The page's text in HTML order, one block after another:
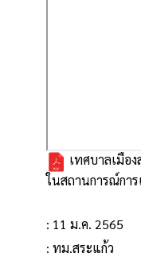
เทศบาลเมือ
ในสถานการณ์กา
: 11 ม.ค. 2565
: ทม.สระแก้ว